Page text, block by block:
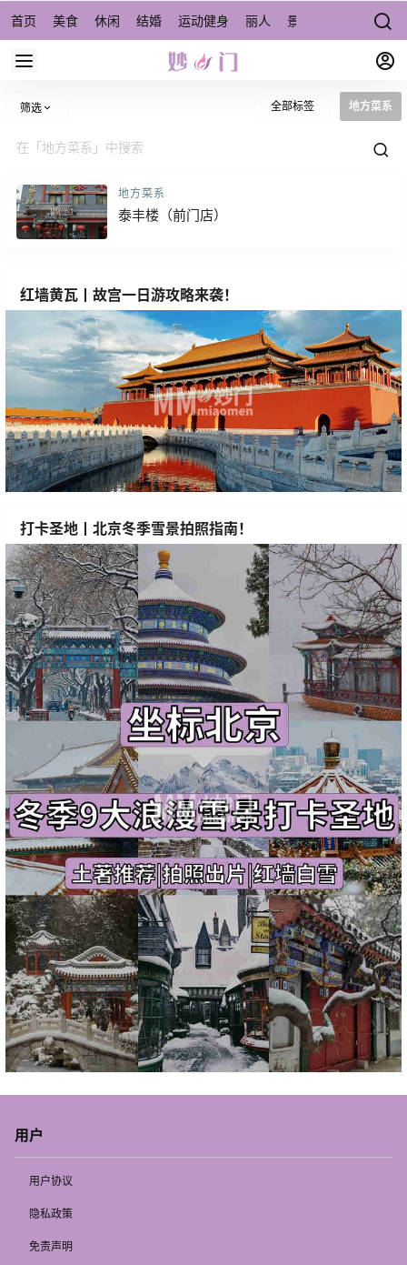
首页 美食 休闲 结婚 运动健身 丽人 景点/周边游 宠物
筛选 全部标签 地方菜系
地方菜系
泰丰楼（前门店）
红墙黄瓦丨故宫一日游攻略来袭！
打卡圣地丨北京冬季雪景拍照指南！
用户
用户协议
隐私政策
免责声明